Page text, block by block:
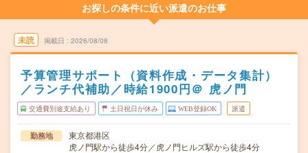
お探しの条件に近い派遣のお仕事
未読 掲載日 2026/08/08
予算管理サポート（資料作成・データ集計）
／ランチ代補助／時給1900円＠ 虎ノ門
交通費別途支給あり 土日祝日が休み WEB登録OK 派遣
勤務地
東京都港区
虎ノ門駅から徒歩4分／虎ノ門ヒルズ駅から徒歩4分